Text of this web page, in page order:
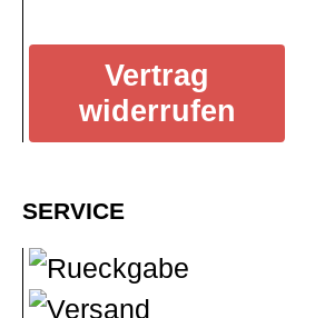
Wikinger
Vertrag
widerrufen
SERVICE